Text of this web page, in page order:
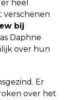
heel
verschenen
bij
Daphne
over hun
Er
over het